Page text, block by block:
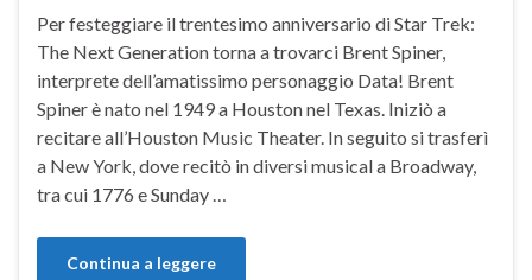
Per festeggiare il trentesimo anniversario di Star Trek:
The Next Generation torna a trovarci Brent Spiner,
interprete dell’amatissimo personaggio Data! Brent
Spiner è nato nel 1949 a Houston nel Texas. Iniziò a
recitare all’Houston Music Theater. In seguito si trasferì
a New York, dove recitò in diversi musical a Broadway,
tra cui 1776 e Sunday …
Continua a leggere